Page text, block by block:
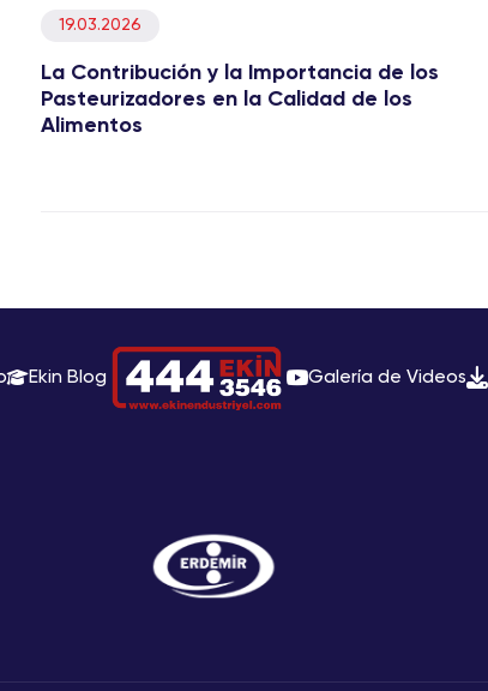
19.03.2026
La Contribución y la Importancia de los
Pasteurizadores en la Calidad de los
Alimentos
Ekin Blog Galería de Videos